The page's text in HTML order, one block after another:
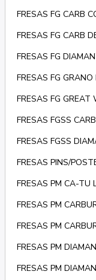
FRESAS FG CARB
FRESAS FG CARB
FRESAS FG
FRESAS FG GRANO
FRESAS FG GREAT
FRESAS FGSS
FRESAS FGSS
FRESAS PINS/
FRESAS PM CA-TU
FRESAS PM
FRESAS PM
FRESAS PM
FRESAS PM